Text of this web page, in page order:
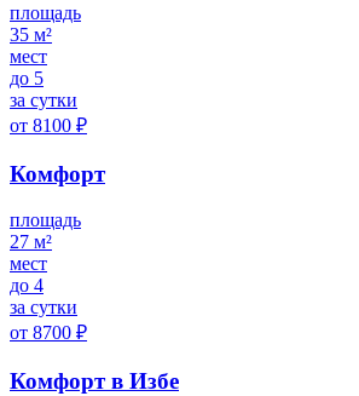
площадь
35 м²
мест
до 5
за сутки
от 8100 ₽
Комфорт
площадь
27 м²
мест
до 4
за сутки
от 8700 ₽
Комфорт в Избе